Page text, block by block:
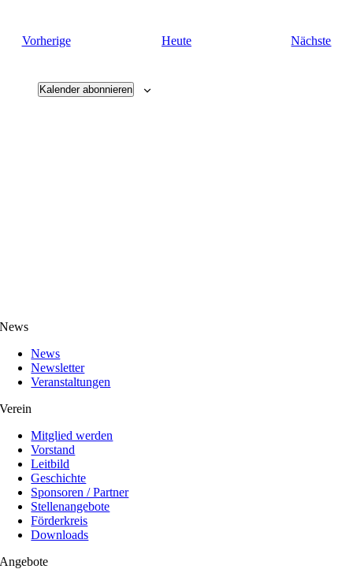
VorherigeVeranstaltungen Heute Nächste
Kalender abonnieren
News
News
Newsletter
Veranstaltungen
Verein
Mitglied werden
Vorstand
Leitbild
Geschichte
Sponsoren / Partner
Stellenangebote
Förderkreis
Downloads
Angebote